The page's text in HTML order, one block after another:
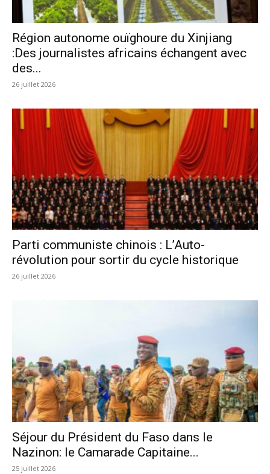
Région autonome ouïghoure du Xinjiang
:Des journalistes africains échangent avec
des...
26 juillet 2026
Parti communiste chinois : L’Auto-
révolution pour sortir du cycle historique
26 juillet 2026
Séjour du Président du Faso dans le
Nazinon: le Camarade Capitaine...
25 juillet 2026